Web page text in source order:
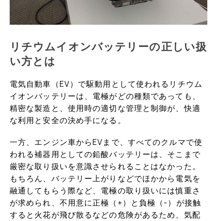
リチウムイオンバッテリーの正しい扱
い方とは
電気自動車（EV）で駆動用として使われるリチウム
イオンバッテリーは、電極がどの種類であっても、
精密な製造と、使用時の適切な管理と制御が、快適
な利用と安全の決め手になる。
一方、エンジン車からEVまで、すべてのクルマで使
われる補器用としての鉛酸バッテリーは、そこまで
厳密な取り扱いを意識させられることはなかった。
もちろん、バッテリー上がりなどでほかから電気を
融通してもらう際など、電極の取り扱いには慎重さ
が求められ、不用意に正極（+）と負極（-）が接触
すると火花が飛び散るなどの危険があるため、気配